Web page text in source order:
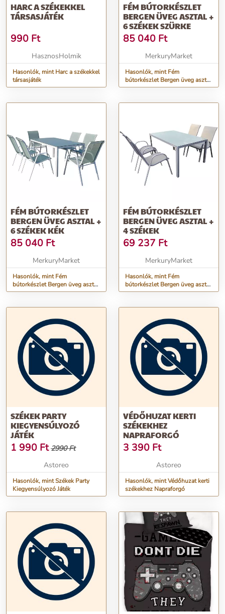
HARC A SZÉKEKKEL
TÁRSASJÁTÉK
990 Ft
HasznosHolmik
Hasonlók, mint Harc a székekkel
társasjáték
FÉM BÚTORKÉSZLET
BERGEN ÜVEG ASZTAL +
6 SZÉKEK SZÜRKE
85 040 Ft
MerkuryMarket
Hasonlók, mint Fém
bútorkészlet Bergen üveg asztal
+ 6 székek szürke
FÉM BÚTORKÉSZLET
BERGEN ÜVEG ASZTAL +
6 SZÉKEK KÉK
85 040 Ft
MerkuryMarket
Hasonlók, mint Fém
bútorkészlet Bergen üveg asztal
+ 6 székek kék
FÉM BÚTORKÉSZLET
BERGEN ÜVEG ASZTAL +
4 SZÉKEK
69 237 Ft
MerkuryMarket
Hasonlók, mint Fém
bútorkészlet Bergen üveg asztal
+ 4 székek
SZÉKEK PARTY
KIEGYENSÚLYOZÓ
JÁTÉK
1 990 Ft 2990 Ft
Astoreo
Hasonlók, mint Székek Party
Kiegyensúlyozó Játék
VÉDŐHUZAT KERTI
SZÉKEKHEZ
NAPRAFORGÓ
3 390 Ft
Astoreo
Hasonlók, mint Védőhuzat kerti
székekhez Napraforgó